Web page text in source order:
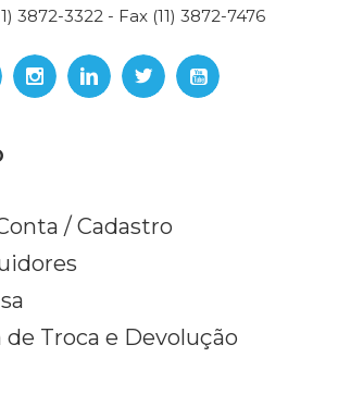
3872-3322 - Fax (11) 3872-7476
/ Cadastro
de Troca e Devolução